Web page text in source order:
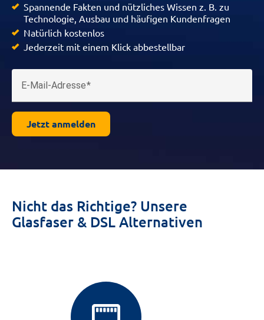
Spannende Fakten und nützliches Wissen z. B. zu
Technologie, Ausbau und häufigen Kundenfragen
Natürlich kostenlos
Jederzeit mit einem Klick abbestellbar
E-Mail-Adresse
Jetzt anmelden
Nicht das Richtige? Unsere
Glasfaser & DSL Alternativen